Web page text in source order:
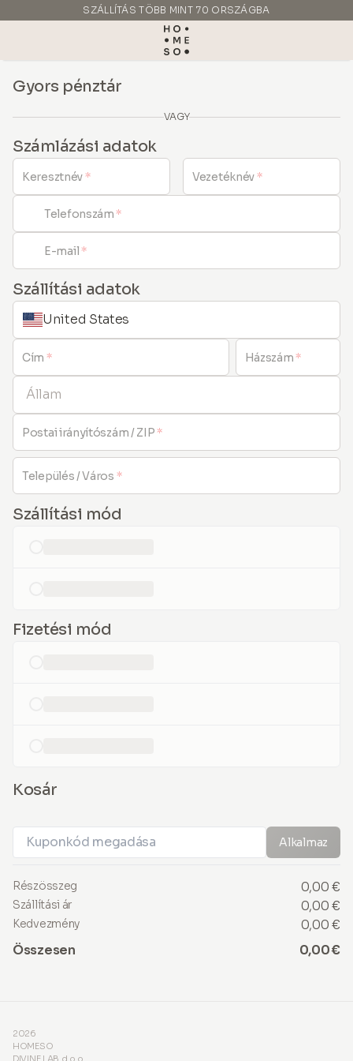
SZÁLLÍTÁS TÖBB MINT 70 ORSZÁGBA
KÉSZÜLT OLASZORSZÁGBAN
Gyors pénztár
VAGY
Számlázási adatok
Keresztnév* Vezetéknév*
Telefonszám*
E-mail*
Szállítási adatok
United States
Cím * Házszám*
Állam
Postai irányítószám / ZIP*
Település / Város *
Szállítási mód
Fizetési mód
Kosár
Alkalmaz
Részösszeg 0,00 €
Szállítási ár 0,00 €
Kedvezmény
0,00 €
Összesen
0,00 €
2026
HOMESO
DIVINE LAB d.o.o.